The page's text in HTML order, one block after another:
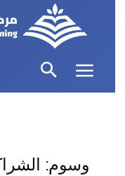
وسوم: